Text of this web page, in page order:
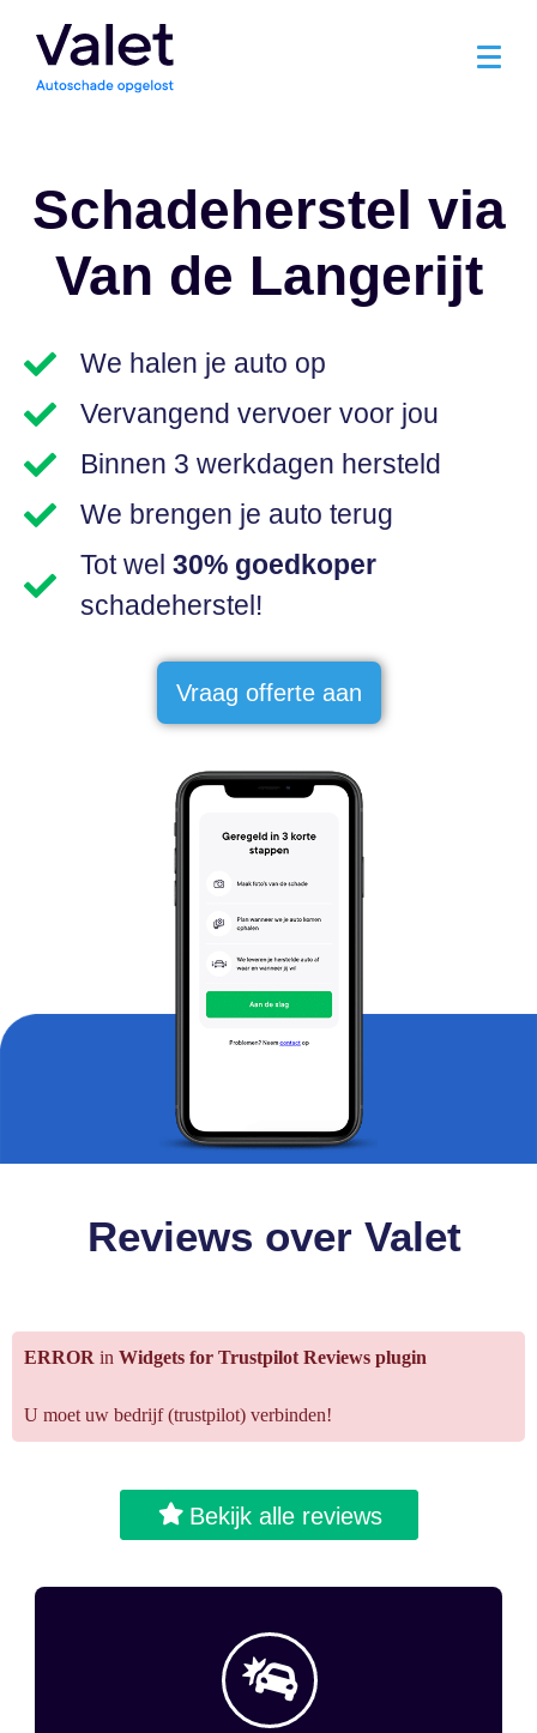
Schadeherstel via
Van de Langerijt
We halen je auto op
Vervangend vervoer voor jou
Binnen 3 werkdagen hersteld
We brengen je auto terug
Tot wel 30% goedkoper
schadeherstel!
Vraag offerte aan
Reviews over Valet
ERROR in Widgets for Trustpilot Reviews plugin
U moet uw bedrijf (trustpilot) verbinden!
Bekijk alle reviews